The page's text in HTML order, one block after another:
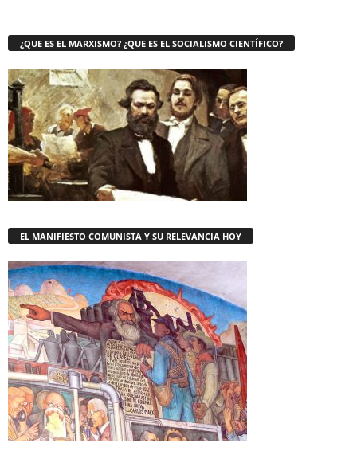
¿QUE ES EL MARXISMO? ¿QUE ES EL SOCIALISMO CIENTÍFICO?
EL MANIFIESTO COMUNISTA Y SU RELEVANCIA HOY